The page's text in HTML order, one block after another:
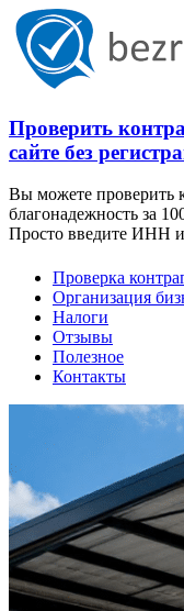
Проверить
сайте без
Вы можете
благонадежность за
Просто введите ИНН
Проверка
Организация
Налоги
Отзывы
Полезное
Контакты